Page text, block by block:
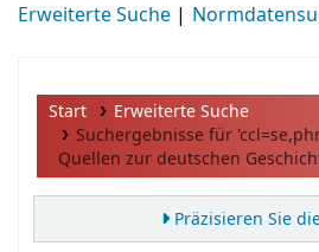
Erweiterte Suche
Start
Erweiterte Suche
Suchergebnisse für
Quellen zur deutschen
Präzisieren Sie